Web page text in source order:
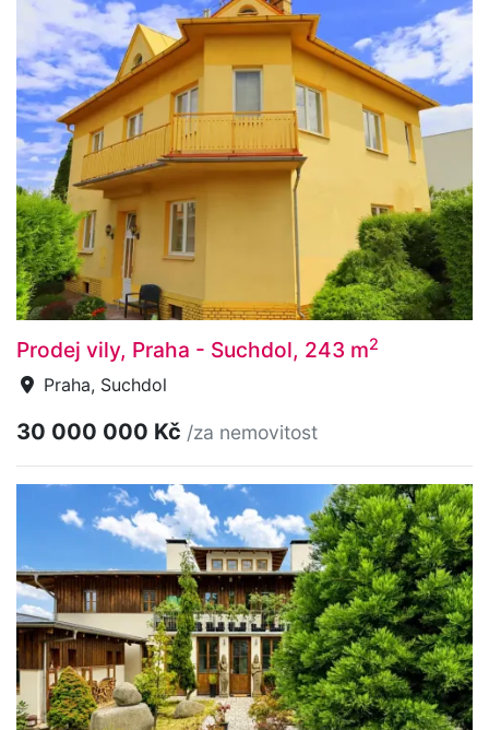
Prodej vily, Praha - Suchdol, 243 m2
Praha, Suchdol
30 000 000 Kč /za nemovitost